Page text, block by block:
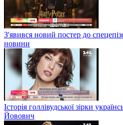
З'явився новий постер до
новини
Історія голлівудської зірки
Йовович